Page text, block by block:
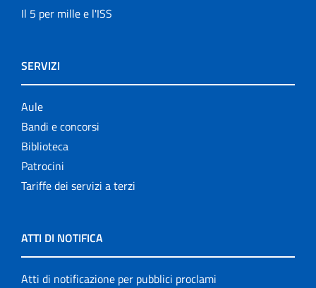
Il 5 per mille e l'ISS
SERVIZI
Aule
Bandi e concorsi
Biblioteca
Patrocini
Tariffe dei servizi a terzi
ATTI DI NOTIFICA
Atti di notificazione per pubblici proclami